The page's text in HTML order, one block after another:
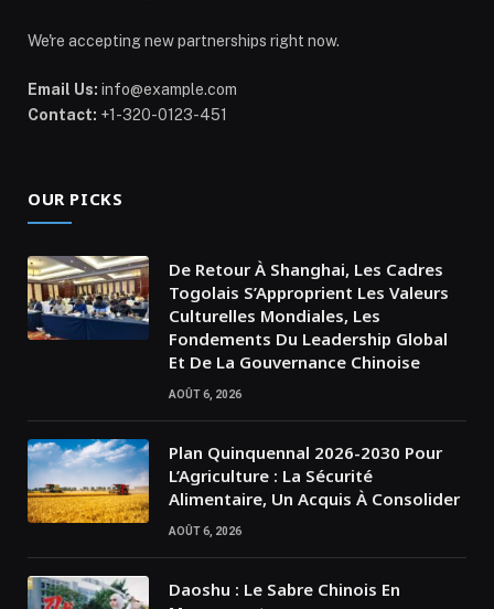
We're accepting new partnerships right now.
Email Us: info@example.com
Contact: +1-320-0123-451
OUR PICKS
De Retour À Shanghai, Les Cadres
Togolais S’Approprient Les Valeurs
Culturelles Mondiales, Les
Fondements Du Leadership Global
Et De La Gouvernance Chinoise
AOÛT 6, 2026
Plan Quinquennal 2026-2030 Pour
L’Agriculture : La Sécurité
Alimentaire, Un Acquis À Consolider
AOÛT 6, 2026
Daoshu : Le Sabre Chinois En